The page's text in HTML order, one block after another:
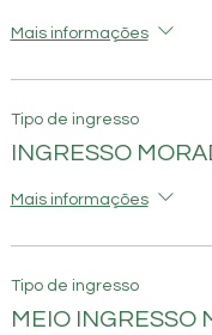
Mais informações
Tipo de ingresso
INGRESSO
Mais informações
Tipo de ingresso
MEIO INGRESSO